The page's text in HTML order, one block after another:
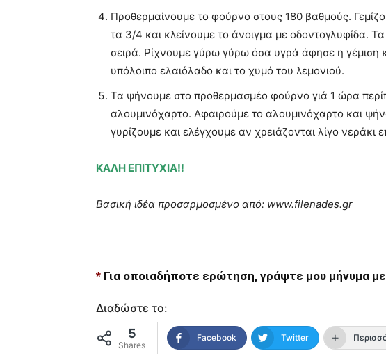
Προθερμαίνουμε το φούρνο στους 180 βαθμούς.
τα 3/4 και κλείνουμε το άνοιγμα με οδοντογλυφίδα.
σειρά. Ρίχνουμε γύρω γύρω όσα υγρά άφησε η γέμιση
υπόλοιπο ελαιόλαδο και το χυμό του λεμονιού.
Τα ψήνουμε στο προθερμασμέο φούρνο γιά 1 ώρα
αλουμινόχαρτο. Αφαιρούμε το αλουμινόχαρτο και
γυρίζουμε και ελέγχουμε αν χρειάζονται λίγο νεράκι
ΚΑΛΗ ΕΠΙΤΥΧΙΑ!!
Βασική ιδέα προσαρμοσμένο από: www.filenades.gr
* Για οποιαδήποτε ερώτηση, γράψτε μου μήνυμα
Διαδώστε το:
5
Shares
Facebook Twitter